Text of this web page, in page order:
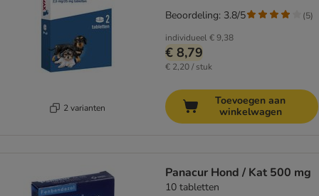
2 varianten
individueel€ 9,38
€ 8,79
€ 2,20 / stuk
Beoordeling: 3.8/5 (5)
Toevoegen aan
winkelwagen
Panacur Hond / Kat 500 mg
10 tabletten